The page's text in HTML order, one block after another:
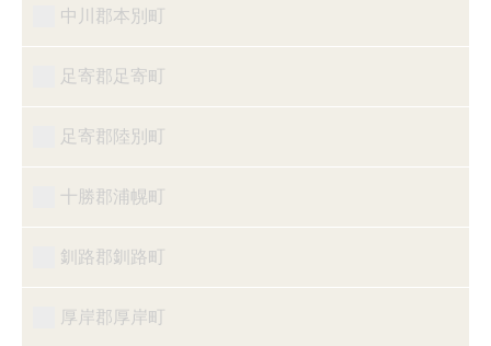
中川郡本別町
足寄郡足寄町
足寄郡陸別町
十勝郡浦幌町
釧路郡釧路町
厚岸郡厚岸町